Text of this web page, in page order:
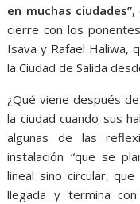
en muchas ciudades”,
cierre con los
Isava y Rafael Haliwa,
la Ciudad de Salida
¿Qué viene después
la ciudad cuando sus
algunas de las
instalación “que se
lineal sino circular,
llegada y termina